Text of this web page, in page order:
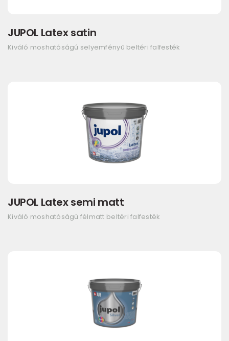
JUPOL Latex satin
Kiváló moshatóságú selyemfényű beltéri falfesték
JUPOL Latex semi matt
Kiváló moshatóságú félmatt beltéri falfesték